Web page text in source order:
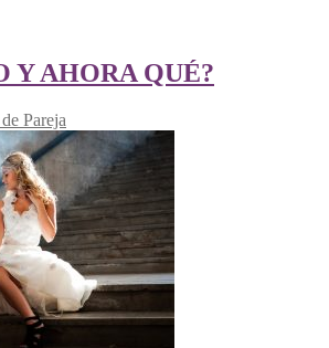
Y AHORA QUÉ?
Pareja